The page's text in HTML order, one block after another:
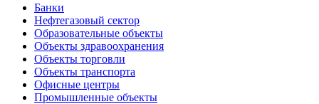
Банки
Нефтегазовый сектор
Образовательные объекты
Объекты здравоохранения
Объекты торговли
Объекты транспорта
Офисные центры
Промышленные объекты